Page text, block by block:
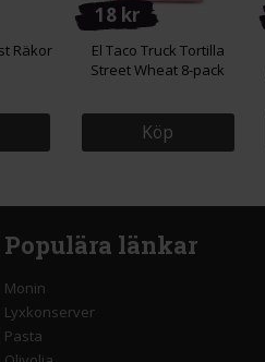
Räkor
18 kr
El Taco Truck Tortilla
Street Wheat 8-pack
Köp
Populära länkar
Monin
Lyxkonserver
Pasta